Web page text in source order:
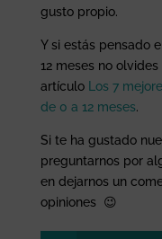
gusto propio.
Y si estás pensado
12 meses no
artículo Los 7
de 0 a 12 meses.
Si te ha gustado
preguntarnos por
en dejarnos un
opiniones 😉